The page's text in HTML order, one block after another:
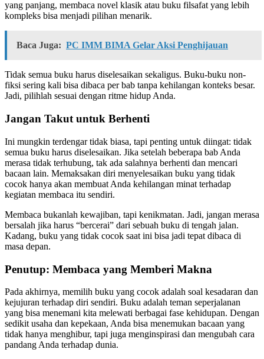
yang panjang, membaca novel klasik atau buku filsafat yang lebih
kompleks bisa menjadi pilihan menarik.
Baca Juga: PC IMM BIMA Gelar Aksi Penghijauan
Tidak semua buku harus diselesaikan sekaligus. Buku-buku non-
fiksi sering kali bisa dibaca per bab tanpa kehilangan konteks besar.
Jadi, pilihlah sesuai dengan ritme hidup Anda.
Jangan Takut untuk Berhenti
Ini mungkin terdengar tidak biasa, tapi penting untuk diingat: tidak
semua buku harus diselesaikan. Jika setelah beberapa bab Anda
merasa tidak terhubung, tak ada salahnya berhenti dan mencari
bacaan lain. Memaksakan diri menyelesaikan buku yang tidak
cocok hanya akan membuat Anda kehilangan minat terhadap
kegiatan membaca itu sendiri.
Membaca bukanlah kewajiban, tapi kenikmatan. Jadi, jangan merasa
bersalah jika harus “bercerai” dari sebuah buku di tengah jalan.
Kadang, buku yang tidak cocok saat ini bisa jadi tepat dibaca di
masa depan.
Penutup: Membaca yang Memberi Makna
Pada akhirnya, memilih buku yang cocok adalah soal kesadaran dan
kejujuran terhadap diri sendiri. Buku adalah teman seperjalanan
yang bisa menemani kita melewati berbagai fase kehidupan. Dengan
sedikit usaha dan kepekaan, Anda bisa menemukan bacaan yang
tidak hanya menghibur, tapi juga menginspirasi dan mengubah cara
pandang Anda terhadap dunia.